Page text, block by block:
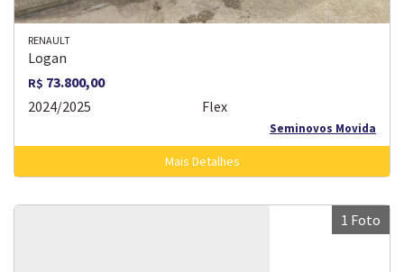
RENAULT
Logan
R$ 73.800,00
2024/2025
Flex
Seminovos Movida
Mais Detalhes
1 Foto